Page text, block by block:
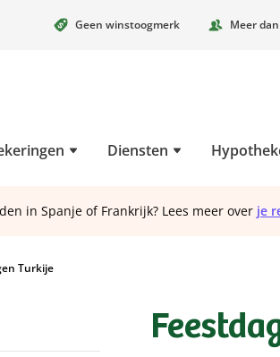
Geen winstoogmerk Meer
Diensten
in Spanje of Frankrijk? Lees meer over je
Turkije